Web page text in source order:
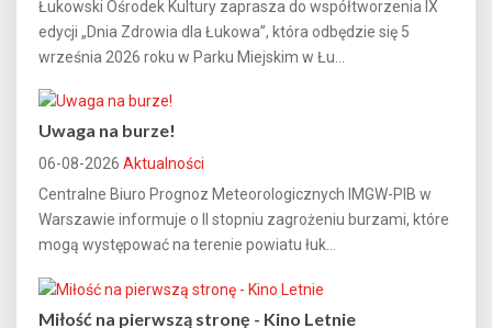
Łukowski Ośrodek Kultury zaprasza do współtworzenia IX
edycji „Dnia Zdrowia dla Łukowa”, która odbędzie się 5
września 2026 roku w Parku Miejskim w Łu...
Uwaga na burze!
06-08-2026 Aktualności
Centralne Biuro Prognoz Meteorologicznych IMGW-PIB w
Warszawie informuje o II stopniu zagrożeniu burzami, które
mogą występować na terenie powiatu łuk...
Miłość na pierwszą stronę - Kino Letnie